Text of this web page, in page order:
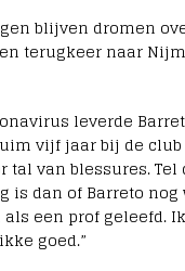
blijven dromen
terugkeer naar
leverde
vijf jaar bij de
van blessures.
is dan of Barreto
een prof geleefd.
goed.”